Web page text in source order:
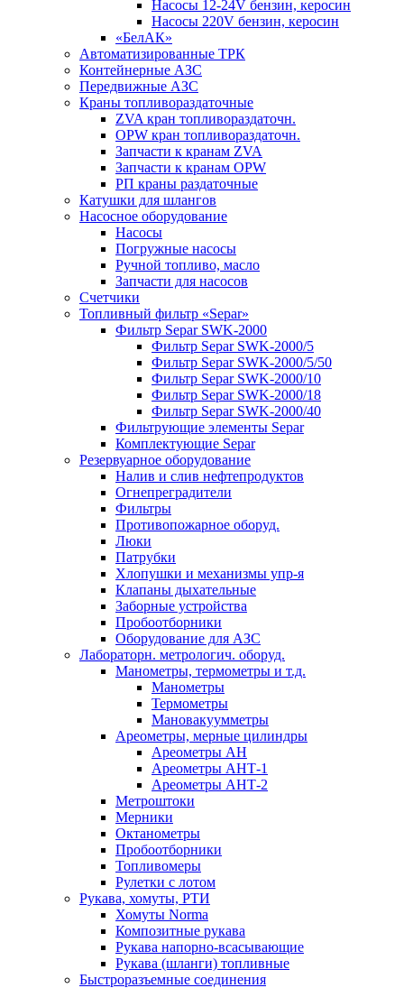
Насосы 12-24V бензин, керосин
Насосы 220V бензин, керосин
«БелАК»
Автоматизированные ТРК
Контейнерные АЗС
Передвижные АЗС
Краны топливораздаточные
ZVA кран топливораздаточн.
OPW кран топливораздаточн.
Запчасти к кранам ZVA
Запчасти к кранам OPW
РП краны раздаточные
Катушки для шлангов
Насосное оборудование
Насосы
Погружные насосы
Ручной топливо, масло
Запчасти для насосов
Счетчики
Топливный фильтр «Separ»
Фильтр Separ SWK-2000
Фильтр Separ SWK-2000/5
Фильтр Separ SWK-2000/5/50
Фильтр Separ SWK-2000/10
Фильтр Separ SWK-2000/18
Фильтр Separ SWK-2000/40
Фильтрующие элементы Separ
Комплектующие Separ
Резервуарное оборудование
Налив и слив нефтепродуктов
Огнепреградители
Фильтры
Противопожарное оборуд.
Люки
Патрубки
Хлопушки и механизмы упр-я
Клапаны дыхательные
Заборные устройства
Пробоотборники
Оборудование для АЗС
Лабораторн. метрологич. оборуд.
Манометры, термометры и т.д.
Манометры
Термометры
Мановакуумметры
Ареометры, мерные цилиндры
Ареометры АН
Ареометры АНТ-1
Ареометры АНТ-2
Метроштоки
Мерники
Октанометры
Пробоотборники
Топливомеры
Рулетки с лотом
Рукава, хомуты, РТИ
Хомуты Norma
Композитные рукава
Рукава напорно-всасывающие
Рукава (шланги) топливные
Быстроразъемные соединения